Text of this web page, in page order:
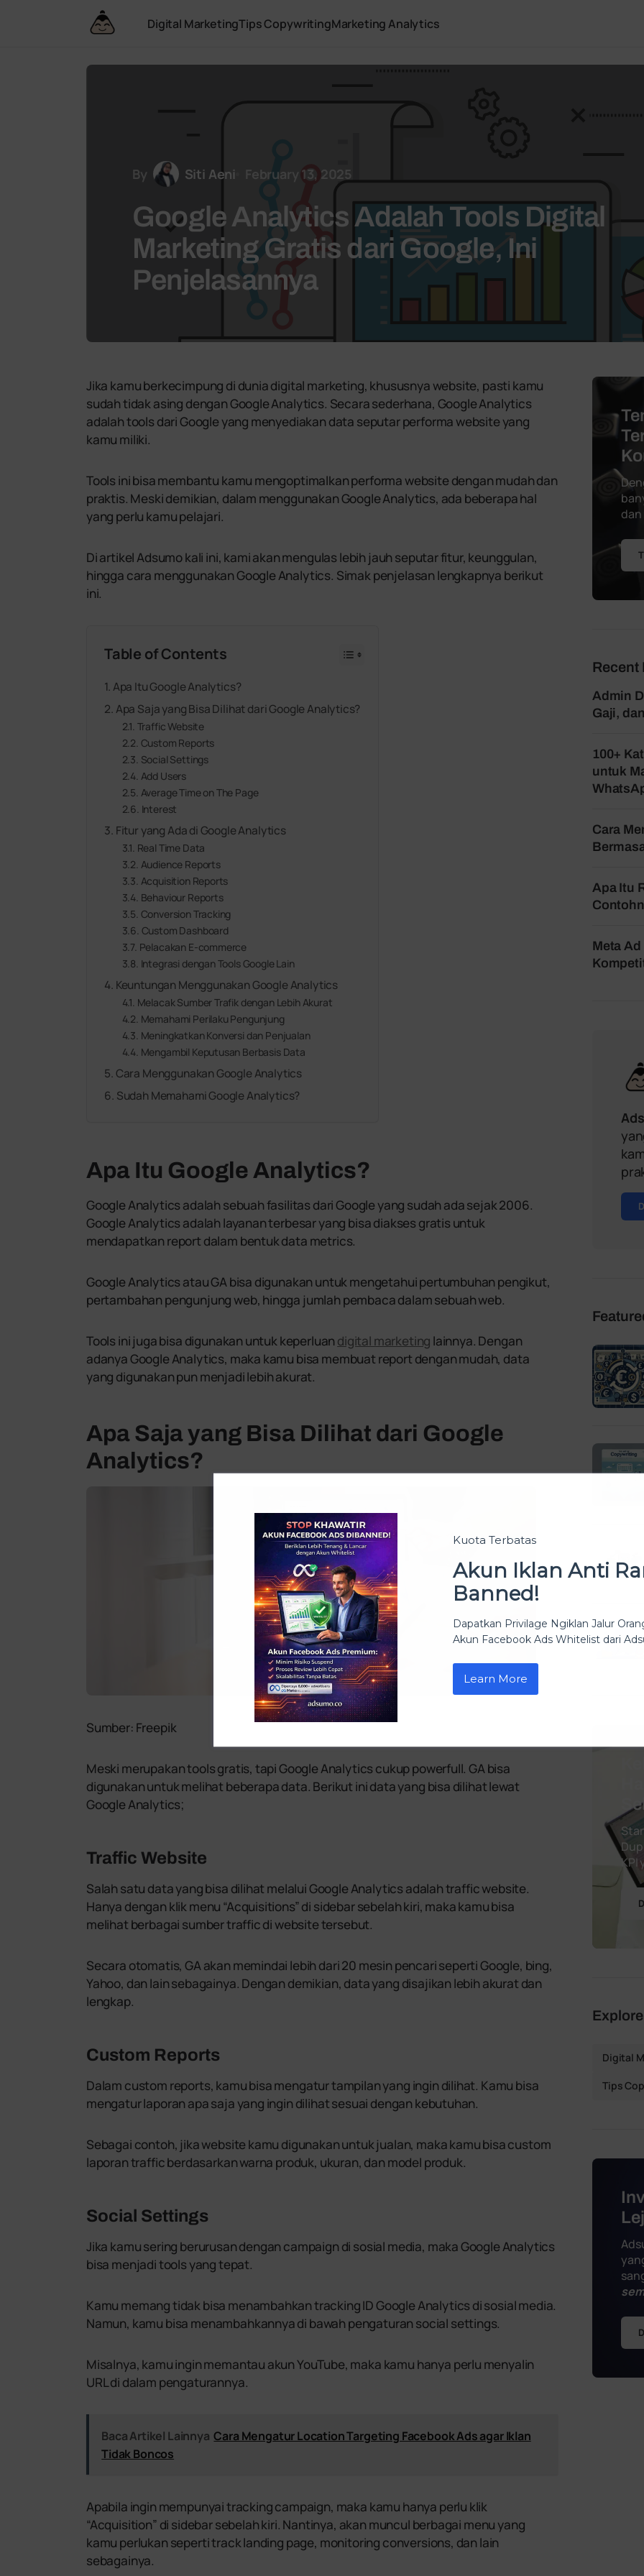
Digital MarketingTips CopywritingMarketing Analytics
By Siti Aeni February 13, 2025
Google Analytics Adalah Tools Digital
Marketing Gratis dari Google, Ini
Penjelasannya
Jika kamu berkecimpung di dunia digital marketing, khususnya website, pasti kamu
sudah tidak asing dengan Google Analytics. Secara sederhana, Google Analytics
adalah tools dari Google yang menyediakan data seputar performa website yang
kamu miliki.
Tools ini bisa membantu kamu mengoptimalkan performa website dengan mudah dan
praktis. Meski demikian, dalam menggunakan Google Analytics, ada beberapa hal
yang perlu kamu pelajari.
Di artikel Adsumo kali ini, kami akan mengulas lebih jauh seputar fitur, keunggulan,
hingga cara menggunakan Google Analytics. Simak penjelasan lengkapnya berikut
ini.
Table of Contents
Apa Itu Google Analytics?
Apa Saja yang Bisa Dilihat dari Google Analytics?
Traffic Website
Custom Reports
Social Settings
Add Users
Average Time on The Page
Interest
Fitur yang Ada di Google Analytics
Real Time Data
Audience Reports
Acquisition Reports
Behaviour Reports
Conversion Tracking
Custom Dashboard
Pelacakan E-commerce
Integrasi dengan Tools Google Lain
Keuntungan Menggunakan Google Analytics
Melacak Sumber Trafik dengan Lebih Akurat
Memahami Perilaku Pengunjung
Meningkatkan Konversi dan Penjualan
Mengambil Keputusan Berbasis Data
Cara Menggunakan Google Analytics
Sudah Memahami Google Analytics?
Apa Itu Google Analytics?
Google Analytics adalah sebuah fasilitas dari Google yang sudah ada sejak 2006.
Google Analytics adalah layanan terbesar yang bisa diakses gratis untuk
mendapatkan report dalam bentuk data metrics.
Google Analytics atau GA bisa digunakan untuk mengetahui pertumbuhan pengikut,
pertambahan pengunjung web, hingga jumlah pembaca dalam sebuah web.
Tools ini juga bisa digunakan untuk keperluan digital marketing lainnya. Dengan
adanya Google Analytics, maka kamu bisa membuat report dengan mudah, data
yang digunakan pun menjadi lebih akurat.
Apa Saja yang Bisa Dilihat dari Google
Analytics?
Sumber: Freepik
Meski merupakan tools gratis, tapi Google Analytics cukup powerfull. GA bisa
digunakan untuk melihat beberapa data. Berikut ini data yang bisa dilihat lewat
Google Analytics;
Traffic Website
Salah satu data yang bisa dilihat melalui Google Analytics adalah traffic website.
Hanya dengan klik menu “Acquisitions” di sidebar sebelah kiri, maka kamu bisa
melihat berbagai sumber traffic di website tersebut.
Secara otomatis, GA akan memindai lebih dari 20 mesin pencari seperti Google, bing,
Yahoo, dan lain sebagainya. Dengan demikian, data yang disajikan lebih akurat dan
lengkap.
Custom Reports
Dalam custom reports, kamu bisa mengatur tampilan yang ingin dilihat. Kamu bisa
mengatur laporan apa saja yang ingin dilihat sesuai dengan kebutuhan.
Sebagai contoh, jika website kamu digunakan untuk jualan, maka kamu bisa custom
laporan traffic berdasarkan warna produk, ukuran, dan model produk.
Social Settings
Jika kamu sering berurusan dengan campaign di sosial media, maka Google Analytics
bisa menjadi tools yang tepat.
Kamu memang tidak bisa menambahkan tracking ID Google Analytics di sosial media.
Namun, kamu bisa menambahkannya di bawah pengaturan social settings.
Misalnya, kamu ingin memantau akun YouTube, maka kamu hanya perlu menyalin
URL di dalam pengaturannya.
Baca Artikel Lainnya Cara Mengatur Location Targeting Facebook Ads agar Iklan
Tidak Boncos
Apabila ingin mempunyai tracking campaign, maka kamu hanya perlu klik
“Acquisition” di sidebar sebelah kiri. Nantinya, akan muncul berbagai menu yang
kamu perlukan seperti track landing page, monitoring conversions, dan lain
sebagainya.
Recent
Admin
Gaji,
100+
untuk
Cara
Apa Itu
Meta
KPI
Digital
Tips
Kuota Terbatas
Akun Iklan Anti
Banned!
Dapatkan Privilage Ngiklan Jalur
Akun Facebook Ads Whitelist dari
Learn More